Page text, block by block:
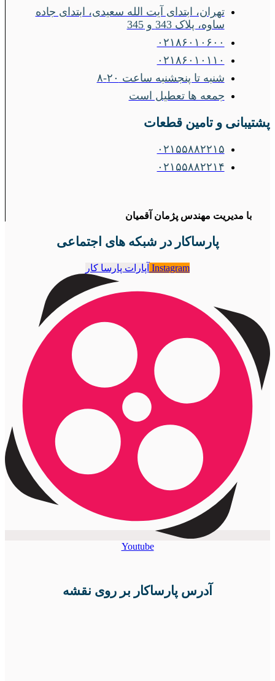
تهران، ابتدای آیت الله سعیدی، ابتدای جاده
ساوه، پلاک 343 و 345
۰۲۱۸۶۰۱۰۶۰۰
۰۲۱۸۶۰۱۰۱۱۰
شنبه تا پنجشنبه ساعت ۲۰-۸
جمعه ها تعطیل است
پشتیبانی و تامین قطعات
۰۲۱۵۵۸۸۲۲۱۵
۰۲۱۵۵۸۸۲۲۱۴
با مدیریت مهندس پژمان آقمیان
پارساکار در شبکه های اجتماعی
Instagram آپارات پارسا کار
Youtube
آدرس پارساکار بر روی نقشه